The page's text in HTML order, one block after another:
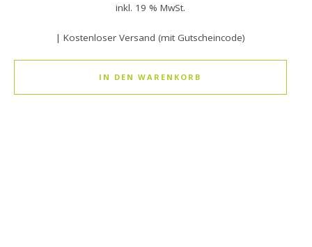
inkl. 19 % MwSt.
| Kostenloser Versand (mit Gutscheincode)
IN DEN WARENKORB